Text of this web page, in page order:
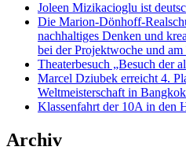
Joleen Mizikacioglu ist
Die Marion-Dönhoff-
nachhaltiges Denken und
bei der Projektwoche und
Theaterbesuch „Besuch der
Marcel Dziubek erreicht 4.
Weltmeisterschaft in Bangkok
Klassenfahrt der 10A in den
Archiv